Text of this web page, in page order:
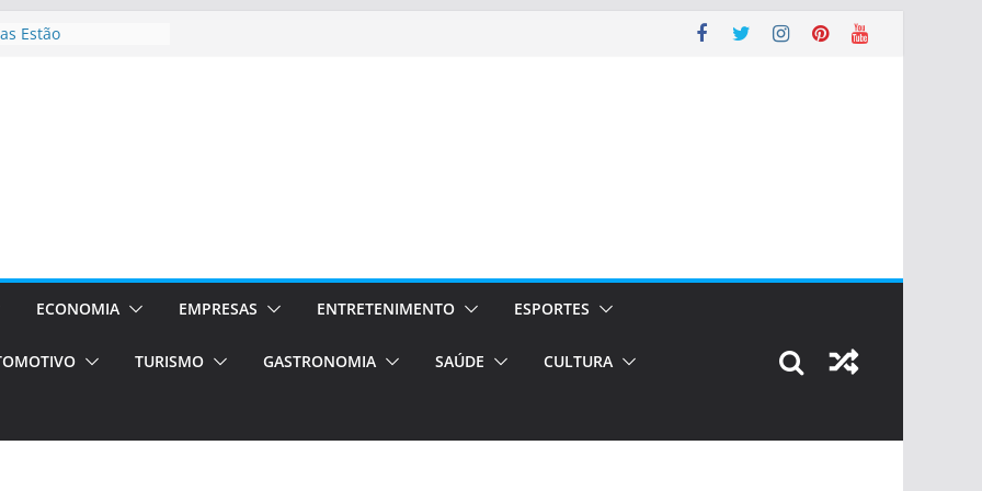
Estão
em Porto
de transfer,
de alto padrão
bolsas –
para o segundo
únicas e
de volta!
ECONOMIA EMPRESAS ENTRETENIMENTO ESPORTES
TURISMO GASTRONOMIA SAÚDE CULTURA